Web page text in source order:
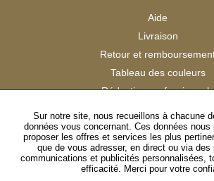
Aide
Livraison
Retour et
Tableau des couleurs
Réduction professionnels
Catalogues
Satisfaction Clients
SUIVEZ-NOUS
Sur notre site, nous recueillons à chacune
données vous concernant. Ces données nous
proposer les offres et services les plus
que de vous adresser, en direct ou via des
communications et publicités personnalisées,
efficacité. Merci pour votre